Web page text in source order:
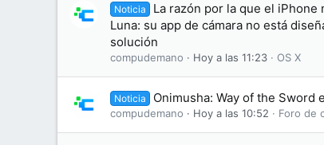
Noticia
La razón por la que el iPhone
Luna: su app de cámara no está
solución
compudemano Hoy a las 11:23 OS X
Noticia Onimusha: Way of the
compudemano Hoy a las 10:52 Foro de